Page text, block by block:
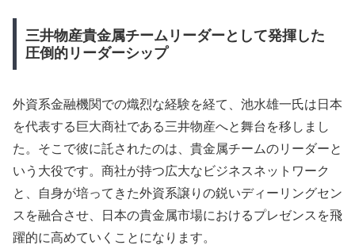
三井物産貴金属チームリーダーとして発揮した
圧倒的リーダーシップ
外資系金融機関での熾烈な経験を経て、池水雄一氏は日本
を代表する巨大商社である三井物産へと舞台を移しまし
た。そこで彼に託されたのは、貴金属チームのリーダーと
いう大役です。商社が持つ広大なビジネスネットワーク
と、自身が培ってきた外資系譲りの鋭いディーリングセン
スを融合させ、日本の貴金属市場におけるプレゼンスを飛
躍的に高めていくことになります。